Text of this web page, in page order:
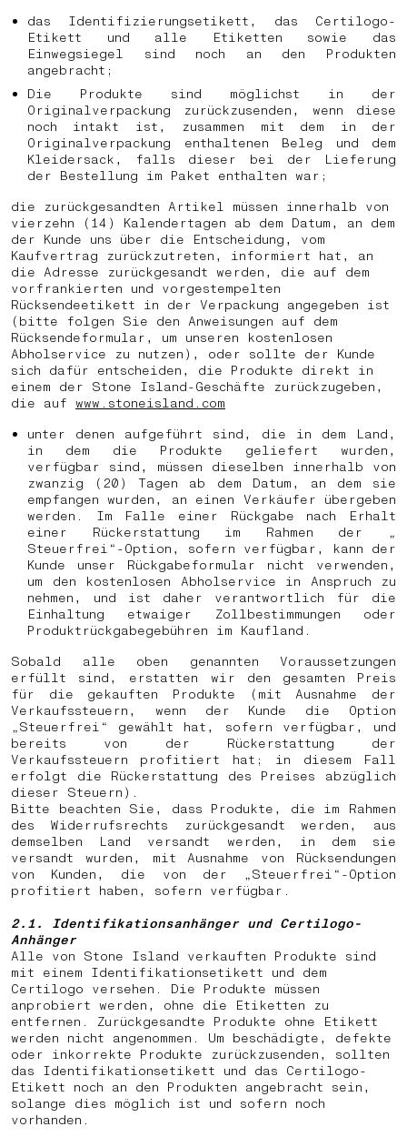
das Identifizierungsetikett, das Certilogo-
Etikett und alle Etiketten sowie das
Einwegsiegel sind noch an den Produkten
angebracht;
Die Produkte sind möglichst in der
Originalverpackung zurückzusenden, wenn diese
noch intakt ist, zusammen mit dem in der
Originalverpackung enthaltenen Beleg und dem
Kleidersack, falls dieser bei der Lieferung
der Bestellung im Paket enthalten war;
die zurückgesandten Artikel müssen innerhalb von
vierzehn (14) Kalendertagen ab dem Datum, an dem
der Kunde uns über die Entscheidung, vom
Kaufvertrag zurückzutreten, informiert hat, an
die Adresse zurückgesandt werden, die auf dem
vorfrankierten und vorgestempelten
Rücksendeetikett in der Verpackung angegeben ist
(bitte folgen Sie den Anweisungen auf dem
Rücksendeformular, um unseren kostenlosen
Abholservice zu nutzen), oder sollte der Kunde
sich dafür entscheiden, die Produkte direkt in
einem der Stone Island-Geschäfte zurückzugeben,
die auf www.stoneisland.com
unter denen aufgeführt sind, die in dem Land,
in dem die Produkte geliefert wurden,
verfügbar sind, müssen dieselben innerhalb von
zwanzig (20) Tagen ab dem Datum, an dem sie
empfangen wurden, an einen Verkäufer übergeben
werden. Im Falle einer Rückgabe nach Erhalt
einer Rückerstattung im Rahmen der „
Steuerfrei“-Option, sofern verfügbar, kann der
Kunde unser Rückgabeformular nicht verwenden,
um den kostenlosen Abholservice in Anspruch zu
nehmen, und ist daher verantwortlich für die
Einhaltung etwaiger Zollbestimmungen oder
Produktrückgabegebühren im Kaufland.
Sobald alle oben genannten Voraussetzungen
erfüllt sind, erstatten wir den gesamten Preis
für die gekauften Produkte (mit Ausnahme der
Verkaufssteuern, wenn der Kunde die Option
„Steuerfrei“ gewählt hat, sofern verfügbar, und
bereits von der Rückerstattung der
Verkaufssteuern profitiert hat; in diesem Fall
erfolgt die Rückerstattung des Preises abzüglich
dieser Steuern).
Bitte beachten Sie, dass Produkte, die im Rahmen
des Widerrufsrechts zurückgesandt werden, aus
demselben Land versandt werden, in dem sie
versandt wurden, mit Ausnahme von Rücksendungen
von Kunden, die von der „Steuerfrei“-Option
profitiert haben, sofern verfügbar.
2.1. Identifikationsanhänger und Certilogo-
Anhänger
Alle von Stone Island verkauften Produkte sind
mit einem Identifikationsetikett und dem
Certilogo versehen. Die Produkte müssen
anprobiert werden, ohne die Etiketten zu
entfernen. Zurückgesandte Produkte ohne Etikett
werden nicht angenommen. Um beschädigte, defekte
oder inkorrekte Produkte zurückzusenden, sollten
das Identifikationsetikett und das Certilogo-
Etikett noch an den Produkten angebracht sein,
solange dies möglich ist und sofern noch
vorhanden.